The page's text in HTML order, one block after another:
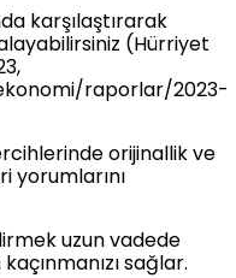
karşılaştırarak
(Hürriyet
raporlar/2023-
orijinallik ve
yorumlarını
uzun vadede
sağlar.